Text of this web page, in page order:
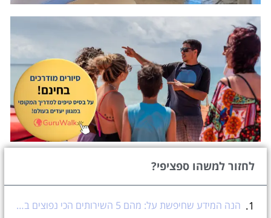
לחזור למשהו ספציפי?
הנה המידע שחיפשת על: מהם 5 השירותים הכי נפוצים בישראל לזימון תורים אונליין?